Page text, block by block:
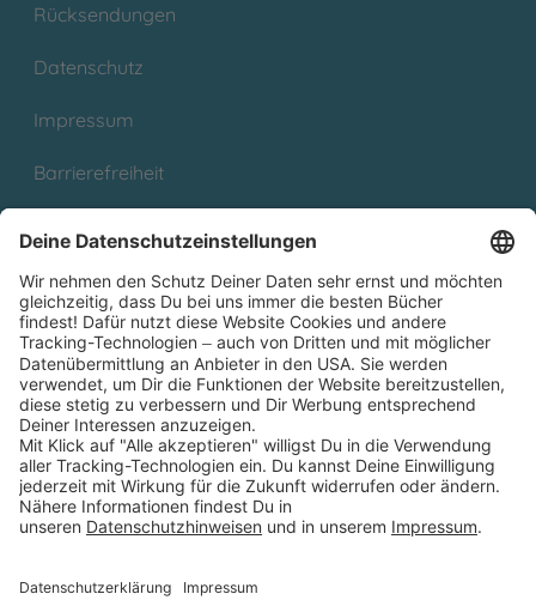
Rücksendungen
Datenschutz
Impressum
Barrierefreiheit
Partnerprogramm (Affiliate)
Folge uns auf
* Versandkostenfrei ab 9,00 € Bestellwert innerhalb
Deutschlands
** Lieferzeit 1-3 Werktage innerhalb Deutschlands
Thienemann-Esslinger Verlag GmbH, Blumenstraße 36, D-70182